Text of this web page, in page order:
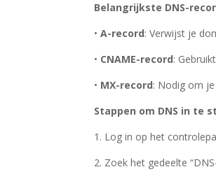
Belangrijkste DNS-
•A-record: Verwijst je
• CNAME-record:
• MX-record: Nodig om
Stappen om DNS in te
1. Log in op het
2. Zoek het gedeelte